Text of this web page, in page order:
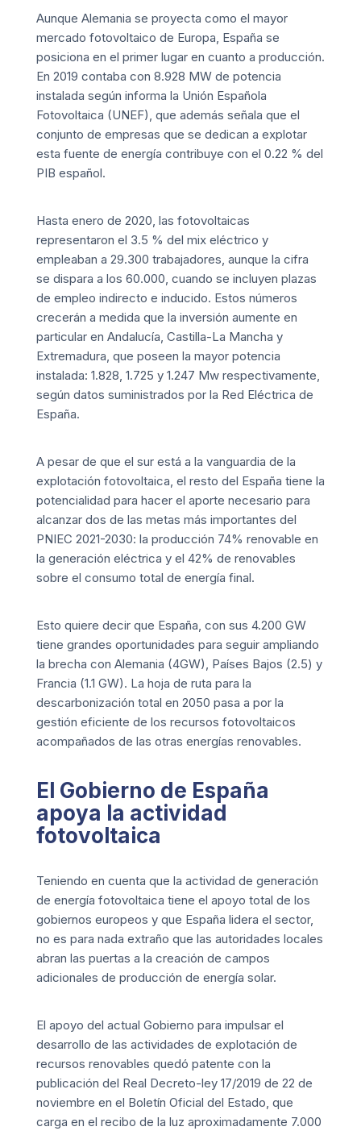
Aunque Alemania se proyecta como el mayor
mercado fotovoltaico de Europa, España se
posiciona en el primer lugar en cuanto a producción.
En 2019 contaba con 8.928 MW de potencia
instalada según informa la Unión Española
Fotovoltaica (UNEF), que además señala que el
conjunto de empresas que se dedican a explotar
esta fuente de energía contribuye con el 0.22 % del
PIB español.
Hasta enero de 2020, las fotovoltaicas
representaron el 3.5 % del mix eléctrico y
empleaban a 29.300 trabajadores, aunque la cifra
se dispara a los 60.000, cuando se incluyen plazas
de empleo indirecto e inducido. Estos números
crecerán a medida que la inversión aumente en
particular en Andalucía, Castilla-La Mancha y
Extremadura, que poseen la mayor potencia
instalada: 1.828, 1.725 y 1.247 Mw respectivamente,
según datos suministrados por la Red Eléctrica de
España.
A pesar de que el sur está a la vanguardia de la
explotación fotovoltaica, el resto del España tiene la
potencialidad para hacer el aporte necesario para
alcanzar dos de las metas más importantes del
PNIEC 2021-2030: la producción 74% renovable en
la generación eléctrica y el 42% de renovables
sobre el consumo total de energía final.
Esto quiere decir que España, con sus 4.200 GW
tiene grandes oportunidades para seguir ampliando
la brecha con Alemania (4GW), Países Bajos (2.5) y
Francia (1.1 GW). La hoja de ruta para la
descarbonización total en 2050 pasa a por la
gestión eficiente de los recursos fotovoltaicos
acompañados de las otras energías renovables.
El Gobierno de España
apoya la actividad
fotovoltaica
Teniendo en cuenta que la actividad de generación
de energía fotovoltaica tiene el apoyo total de los
gobiernos europeos y que España lidera el sector,
no es para nada extraño que las autoridades locales
abran las puertas a la creación de campos
adicionales de producción de energía solar.
El apoyo del actual Gobierno para impulsar el
desarrollo de las actividades de explotación de
recursos renovables quedó patente con la
publicación del Real Decreto-ley 17/2019 de 22 de
noviembre en el Boletín Oficial del Estado, que
carga en el recibo de la luz aproximadamente 7.000